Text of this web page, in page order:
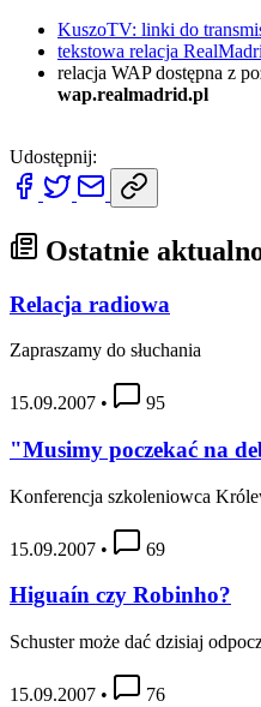
KuszoTV: linki do
tekstowa relacja
relacja WAP dostępna z
wap.realmadrid.pl
Udostępnij:
Ostatnie
Relacja radiowa
Zapraszamy do słuchania
15.09.2007 • 95
"Musimy poczekać na
Konferencja szkoleniowca
15.09.2007 • 69
Higuaín czy Robinho?
Schuster może dać dzisiaj
15.09.2007 • 76